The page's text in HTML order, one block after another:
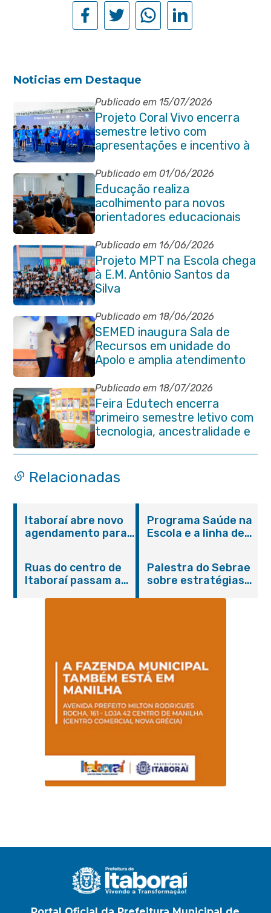
Noticias em Destaque
Publicado em 15/07/2026
Projeto Coral Vivo encerra
semestre letivo com
apresentações e incentivo à
preservação ambiental em
Itaboraí
Publicado em 01/06/2026
Educação realiza
acolhimento para novos
orientadores educacionais
da rede municipal
Publicado em 16/06/2026
Projeto MPT na Escola chega
à E.M. Antônio Santos da
Silva
Publicado em 18/06/2026
SEMED inaugura Sala de
Recursos em unidade do
Apolo e amplia atendimento
especializado na rede
municipal
Publicado em 18/07/2026
Feira Edutech encerra
primeiro semestre letivo com
tecnologia, ancestralidade e
protagonismo estudantil em
Itaboraí
Relacionadas
Itaboraí abre novo
agendamento para
Programa Saúde na
Escola e a linha de
promovem
conscientização
sobre hanseníase
Ruas do centro de
Itaboraí passam a
Palestra do Sebrae
sobre estratégias